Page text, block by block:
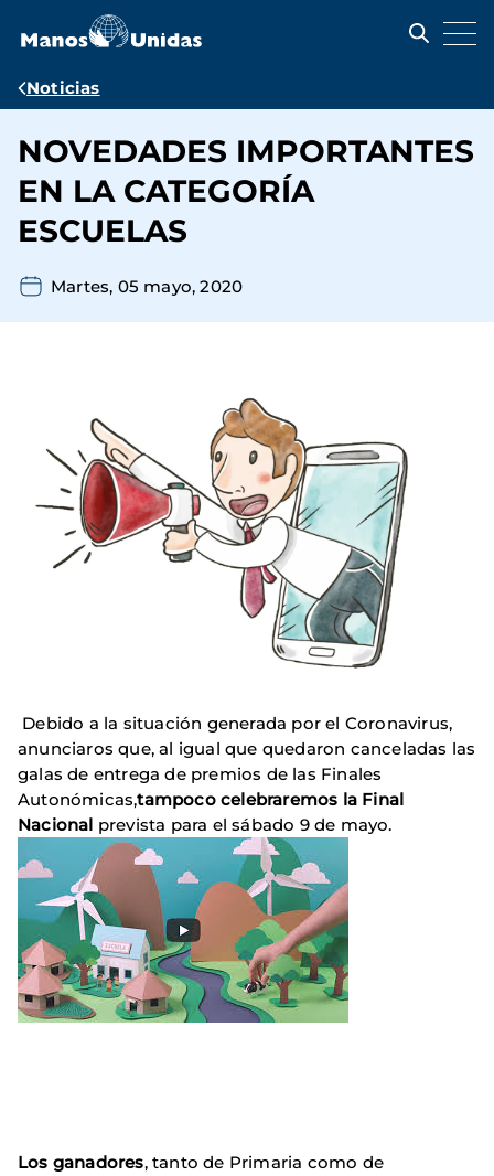
contenido
Ruta
navegación
Noticias
NOVEDADES IMPORTANTES
EN LA CATEGORÍA
ESCUELAS
Martes, 05 mayo, 2020
Debido a la situación generada por el Coronavirus,
anunciaros que, al igual que quedaron canceladas las
galas de entrega de premios de las Finales
Autonómicas,tampoco celebraremos la Final
Nacional prevista para el sábado 9 de mayo.
Los ganadores, tanto de Primaria como de